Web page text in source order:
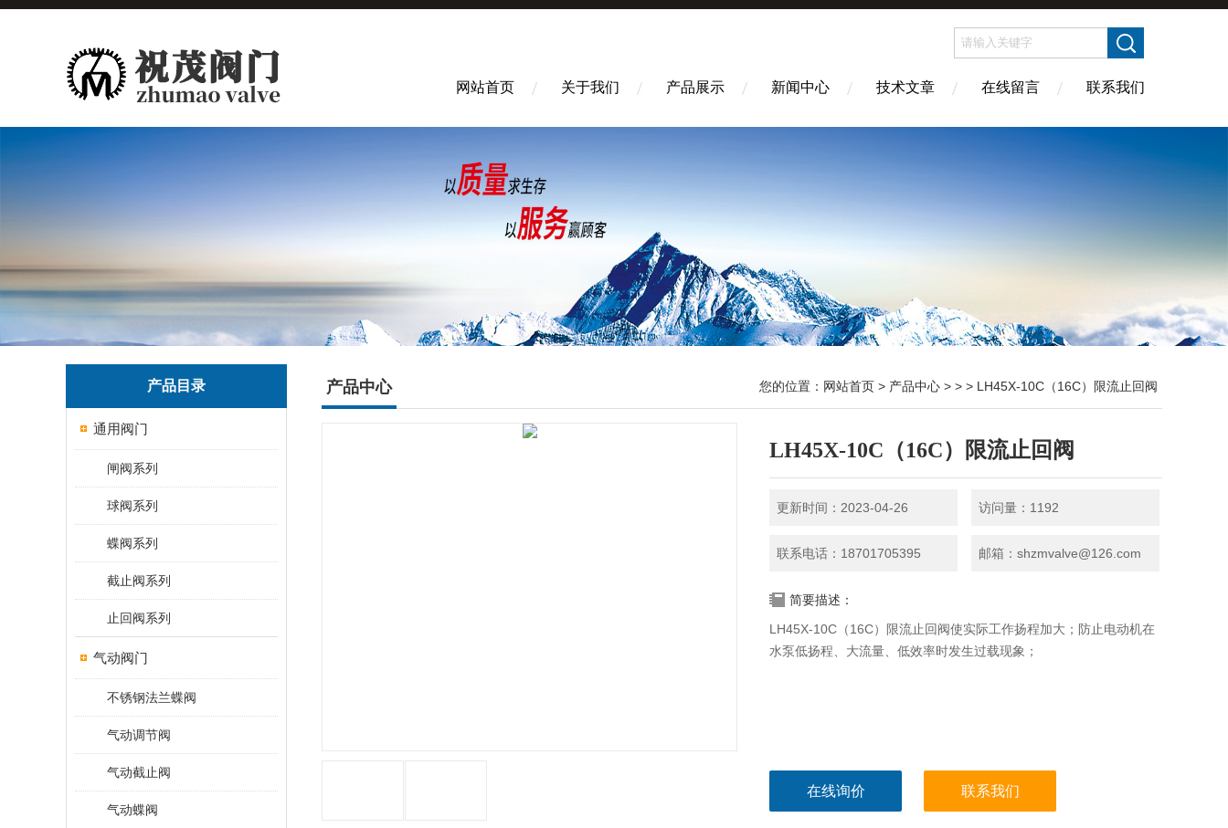
网站首页 关于我们 产品展示 新闻中心 技术文章 在线留言 联系我们
产品目录
通用阀门
闸阀系列
球阀系列
蝶阀系列
截止阀系列
止回阀系列
气动阀门
不锈钢法兰蝶阀
气动调节阀
气动截止阀
气动蝶阀
产品中心 您的位置： 网站首页 > 产品中心 > > > LH45X-10C（16C）限流止回阀
LH45X-10C（16C）限流止回阀
更新时间：2023-04-26 访问量：1192
联系电话：18701705395 邮箱：shzmvalve@126.com
简要描述：
LH45X-10C（16C）限流止回阀使实际工作扬程加大；防止电动机在
水泵低扬程、大流量、低效率时发生过载现象；
在线询价 联系我们